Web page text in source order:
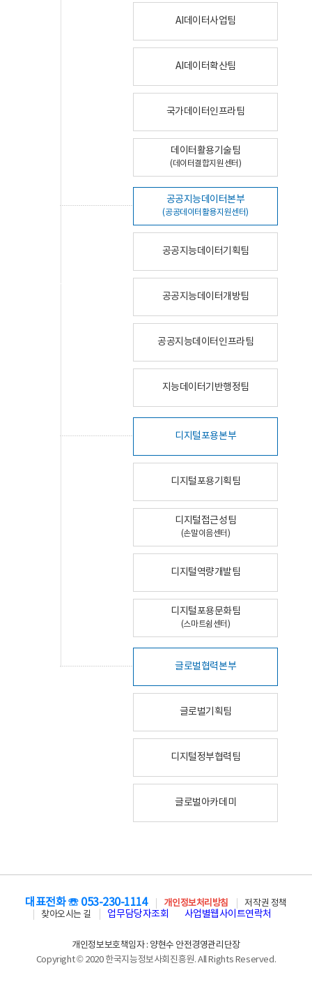
AI데이터사업팀
AI데이터확산팀
국가데이터인프라팀
데이터활용기술팀
(데이터결합지원센터)
공공지능데이터본부
(공공데이터활용지원센터)
공공지능데이터기획팀
공공지능데이터개방팀
공공지능데이터인프라팀
지능데이터기반행정팀
디지털포용본부
디지털포용기획팀
디지털접근성팀
(손말이음센터)
디지털역량개발팀
디지털포용문화팀
(스마트쉼센터)
글로벌협력본부
글로벌기획팀
디지털정부협력팀
글로벌아카데미
대표전화 ☏ 053-230-1114 개인정보처리방침
저작권 정책
찾아오시는 길
업무담당자조회 사업별웹사이트연락처
개인정보보호책임자 : 양현수 안전경영관리단장
Copyright © 2020 한국지능정보사회진흥원. All Rights Reserved.